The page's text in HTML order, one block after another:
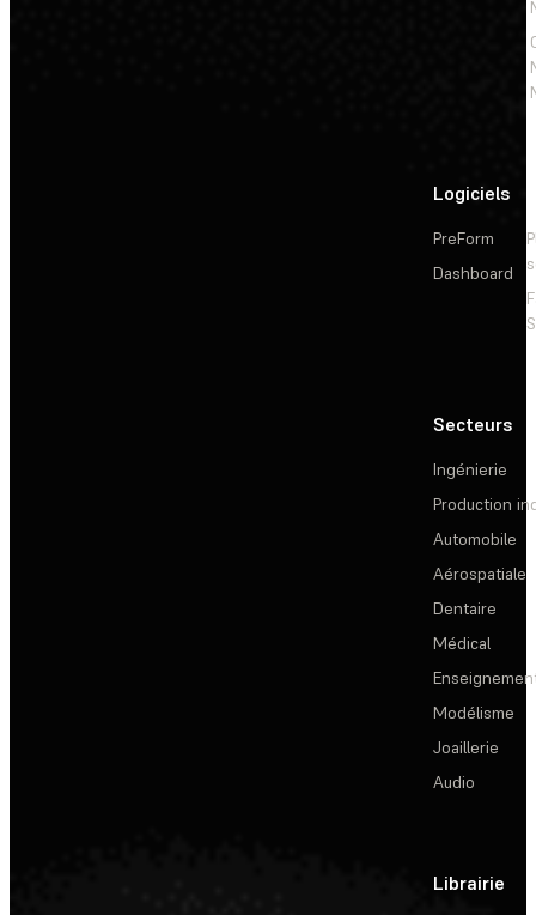
Logiciels
PreForm
Dashboard
Secteurs
Ingénierie
Production
Automobile
Aérospatiale
Dentaire
Médical
Modélisme
Joaillerie
Audio
Librairie